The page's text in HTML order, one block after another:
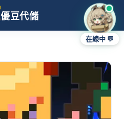
優豆代儲
在線中 💬